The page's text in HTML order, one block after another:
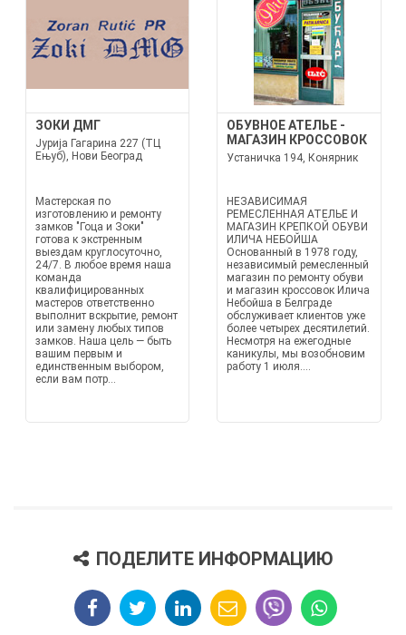
ЗОКИ ДМГ
Јурија Гагарина 227 (ТЦ
Ењуб), Нови Београд
Мастерская по
изготовлению и ремонту
замков "Гоца и Зоки"
готова к экстренным
выездам круглосуточно,
24/7. В любое время наша
команда
квалифицированных
мастеров ответственно
выполнит вскрытие, ремонт
или замену любых типов
замков. Наша цель — быть
вашим первым и
единственным выбором,
если вам потр...
ОБУВНОЕ АТЕЛЬЕ -
МАГАЗИН КРОССОВОК
Устаничка 194, Конярник
НЕЗАВИСИМАЯ
РЕМЕСЛЕННАЯ АТЕЛЬЕ И
МАГАЗИН КРЕПКОЙ ОБУВИ
ИЛИЧА НЕБОЙША
Основанный в 1978 году,
независимый ремесленный
магазин по ремонту обуви
и магазин кроссовок Илича
Небойша в Белграде
обслуживает клиентов уже
более четырех десятилетий.
Несмотря на ежегодные
каникулы, мы возобновим
работу 1 июля....
ПОДЕЛИТЕ ИНФОРМАЦИЮ